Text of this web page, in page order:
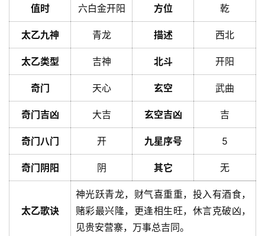
值时 六白金开阳 方位 乾
太乙九神 青龙 描述 西北
太乙类型 吉神 北斗 开阳
奇门 天心 玄空 武曲
奇门吉凶 大吉 玄空吉凶 吉
奇门八门 开 九星序号 5
奇门阴阳 阴 其它 无
太乙歌诀
神光跃青龙，财气喜重重，投入有酒食，
赌彩最兴隆，更逢相生旺，休言克破凶，
见贵安营寨，万事总吉同。